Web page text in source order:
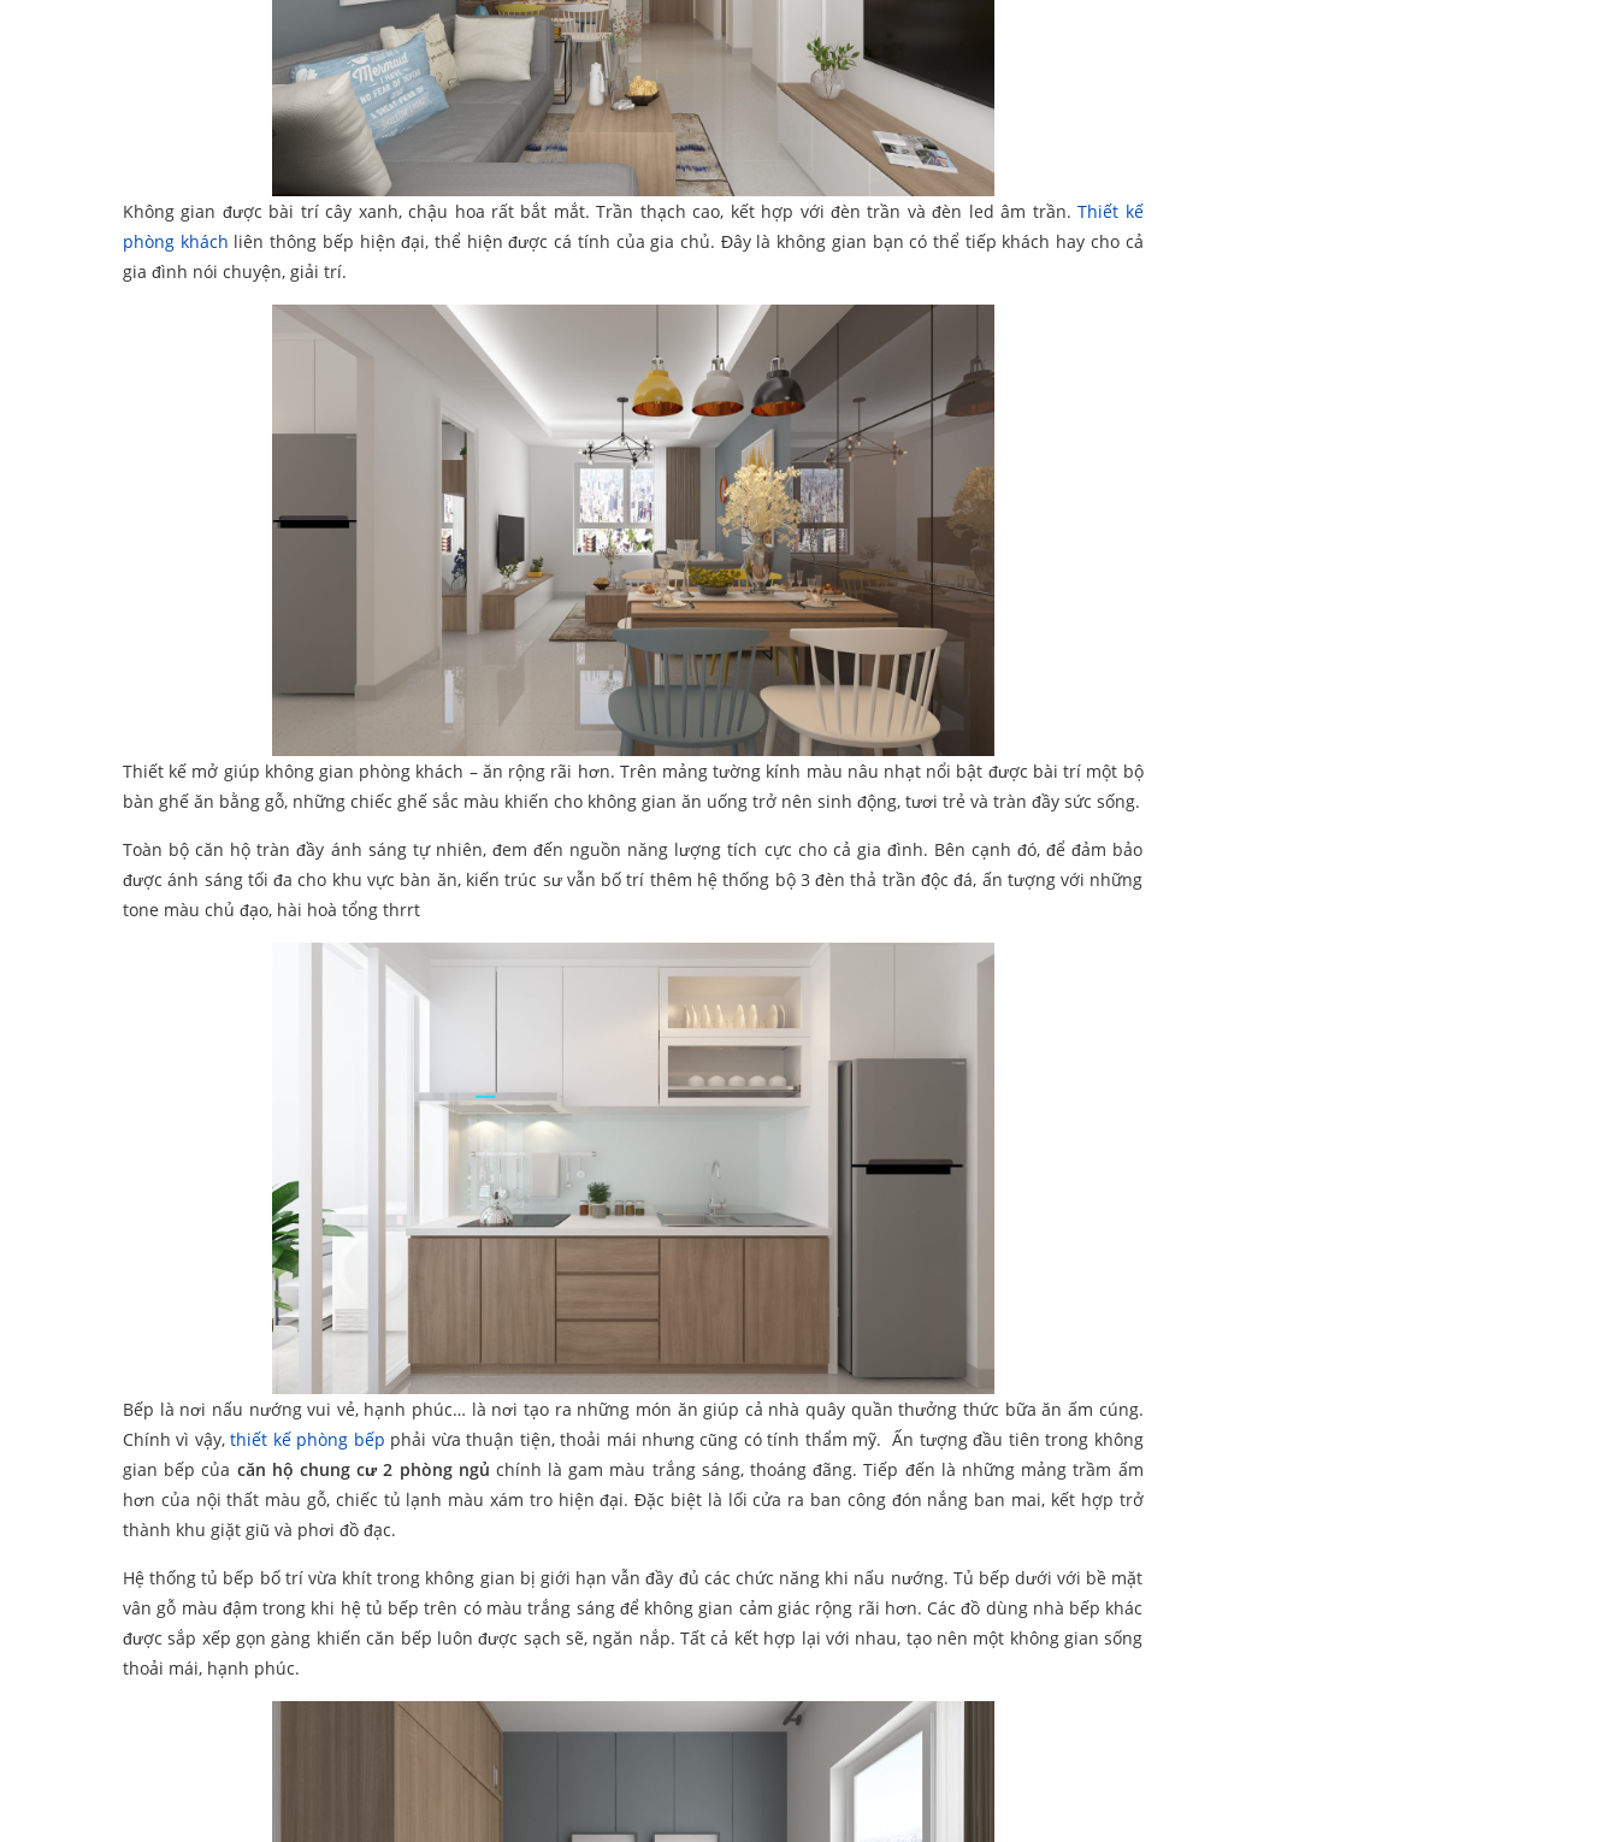
Không gian được bài trí cây xanh, chậu hoa rất bắt mắt. Trần thạch cao, kết hợp với đèn trần và đèn led âm trần.Thiết kế
phòng khách liên thông bếp hiện đại, thể hiện được cá tính của gia chủ. Đây là không gian bạn có thể tiếp khách hay cho cả
gia đình nói chuyện, giải trí.
Thiết kế mở giúp không gian phòng khách – ăn rộng rãi hơn. Trên mảng tường kính màu nâu nhạt nổi bật được bài trí một bộ
bàn ghế ăn bằng gỗ, những chiếc ghế sắc màu khiến cho không gian ăn uống trở nên sinh động, tươi trẻ và tràn đầy sức sống.
Toàn bộ căn hộ tràn đầy ánh sáng tự nhiên, đem đến nguồn năng lượng tích cực cho cả gia đình. Bên cạnh đó, để đảm bảo
được ánh sáng tối đa cho khu vực bàn ăn, kiến trúc sư vẫn bố trí thêm hệ thống bộ 3 đèn thả trần độc đá, ấn tượng với những
tone màu chủ đạo, hài hoà tổng thrrt
Bếp là nơi nấu nướng vui vẻ, hạnh phúc… là nơi tạo ra những món ăn giúp cả nhà quây quần thưởng thức bữa ăn ấm cúng.
Chính vì vậy,thiết kế phòng bếp phải vừa thuận tiện, thoải mái nhưng cũng có tính thẩm mỹ. Ấn tượng đầu tiên trong không
gian bếp của căn hộ chung cư 2 phòng ngủ chính là gam màu trắng sáng, thoáng đãng. Tiếp đến là những mảng trầm ấm
hơn của nội thất màu gỗ, chiếc tủ lạnh màu xám tro hiện đại. Đặc biệt là lối cửa ra ban công đón nắng ban mai, kết hợp trở
thành khu giặt giũ và phơi đồ đạc.
Hệ thống tủ bếp bố trí vừa khít trong không gian bị giới hạn vẫn đầy đủ các chức năng khi nấu nướng. Tủ bếp dưới với bề mặt
vân gỗ màu đậm trong khi hệ tủ bếp trên có màu trắng sáng để không gian cảm giác rộng rãi hơn. Các đồ dùng nhà bếp khác
được sắp xếp gọn gàng khiến căn bếp luôn được sạch sẽ, ngăn nắp. Tất cả kết hợp lại với nhau, tạo nên một không gian sống
thoải mái, hạnh phúc.